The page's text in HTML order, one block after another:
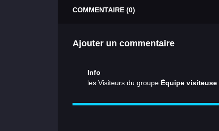
COMMENTAIRE (0)
Ajouter un commentaire
Info
les Visiteurs du groupe Équipe visiteuse